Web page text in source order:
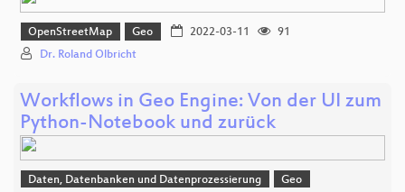
OpenStreetMap Geo 2022-03-11
91
Dr. Roland Olbricht
Workflows in Geo Engine: Von der UI zum
Python-Notebook und zurück
Daten, Datenbanken und Datenprozessierung
Geo